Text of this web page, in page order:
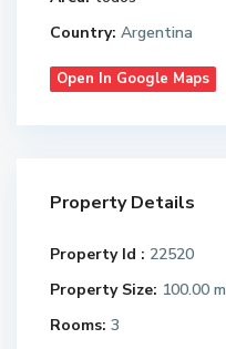
Country: Argentina
Open In Google Maps
Property Details
Property Id : 22520
Property Size: 100.00 m
Rooms: 3